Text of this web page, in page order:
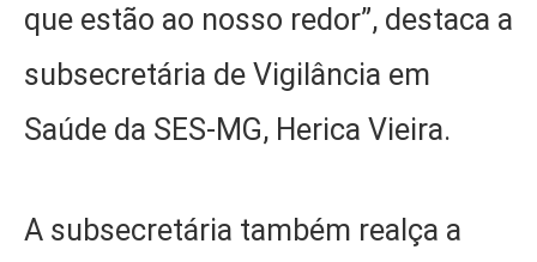
que estão ao nosso redor”, destaca a
subsecretária de Vigilância em
Saúde da SES-MG, Herica Vieira.
A subsecretária também realça a